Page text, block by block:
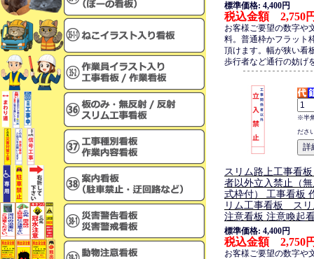
標準価格: 4,400円
税込金額 2,750
お客様ご要望の数字や
料。普通枠かフラット
頂けます。幅が狭い看
歩行者など通行の妨げ
※半
ださ
スリム路上工事看
者以外立入禁止（
式枠付） 工事看板
リム工事看板 スリ
注意看板 注意喚起
標準価格: 4,400円
税込金額 2,750
お客様ご要望の数字や